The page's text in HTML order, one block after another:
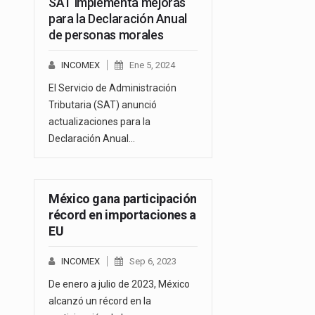
para la Declaración Anual
de personas morales
INCOMEX Ene 5, 2024
El Servicio de Administración
Tributaria (SAT) anunció
actualizaciones para la
Declaración Anual…
México gana participación
récord en importaciones a
EU
INCOMEX Sep 6, 2023
De enero a julio de 2023, México
alcanzó un récord en la